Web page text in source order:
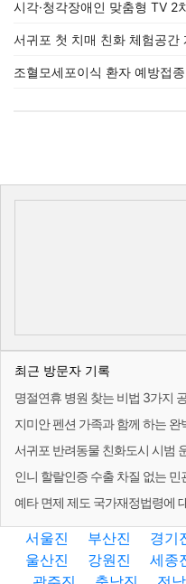
시각·청각장애인 맞춤형 TV 2
서귀포 첫 치매 친화 체험공간
조혈모세포이식 환자 예방접
최근 방문자 기록
명절연휴 병원 찾는 비법 3가지
지미안 펜션 가족과 함께 하는
서귀포 반려동물 친화도시 시범
인니 할랄인증 수출 차질 없는 민
예타 면제 제도 국가재정법령에
서울진 부산진 경기
울산진
강원진 세종